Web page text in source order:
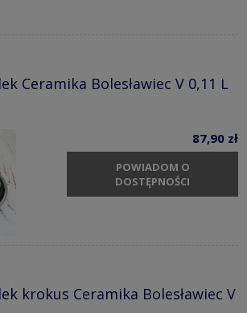
Ceramika Bolesławiec V 0,11 L
87,90 zł
POWIADOM O
DOSTĘPNOŚCI
krokus Ceramika Bolesławiec V